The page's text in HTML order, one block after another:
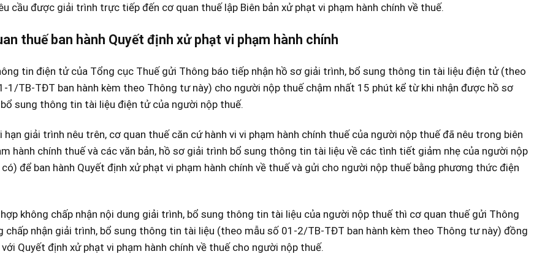
cầu được giải trình trực tiếp đến cơ quan thuế lập Biên bản xử phạt vi phạm hành chính về thuế.
thuế ban hành Quyết định xử phạt vi phạm hành chính
tin điện tử của Tổng cục Thuế gửi Thông báo tiếp nhận hồ sơ giải trình, bổ sung thông tin tài liệu điện tử (theo
1/TB-TĐT ban hành kèm theo Thông tư này) cho người nộp thuế chậm nhất 15 phút kể từ khi nhận được hồ sơ
sung thông tin tài liệu điện tử của người nộp thuế.
hạn giải trình nêu trên, cơ quan thuế căn cứ hành vi vi phạm hành chính thuế của người nộp thuế đã nêu trong biên
hành chính thuế và các văn bản, hồ sơ giải trình bổ sung thông tin tài liệu về các tình tiết giảm nhẹ của người nộp
để ban hành Quyết định xử phạt vi phạm hành chính về thuế và gửi cho người nộp thuế bằng phương thức điện
không chấp nhận nội dung giải trình, bổ sung thông tin tài liệu của người nộp thuế thì cơ quan thuế gửi Thông
chấp nhận giải trình, bổ sung thông tin tài liệu (theo mẫu số 01-2/TB-TĐT ban hành kèm theo Thông tư này) đồng
Quyết định xử phạt vi phạm hành chính về thuế cho người nộp thuế.